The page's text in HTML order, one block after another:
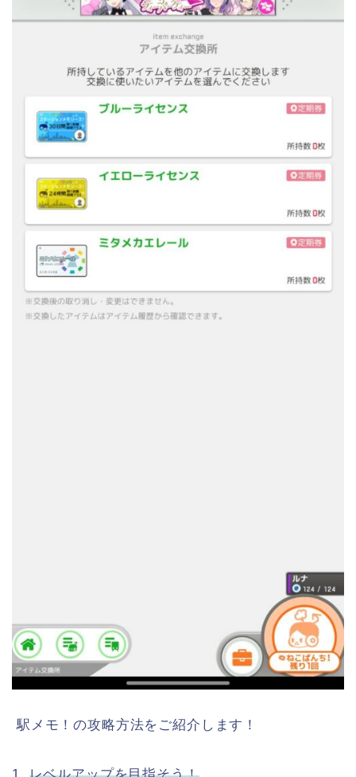
駅メモ！の攻略方法をご紹介します！